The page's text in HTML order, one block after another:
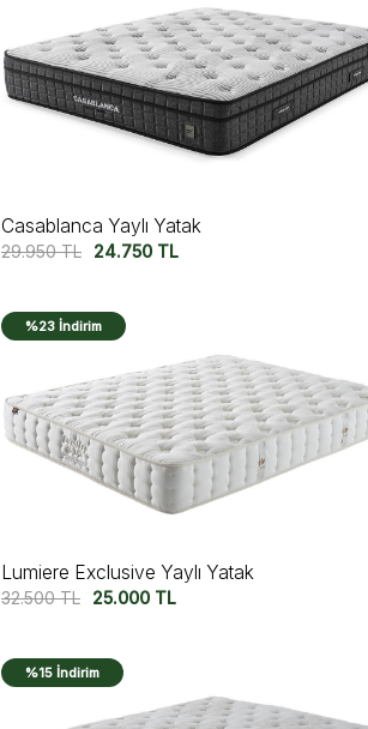
Casablanca Yaylı Yatak
29.950TL 24.750 TL
%23 İndirim
Lumiere Exclusive Yaylı Yatak
32.500TL 25.000 TL
%15 İndirim